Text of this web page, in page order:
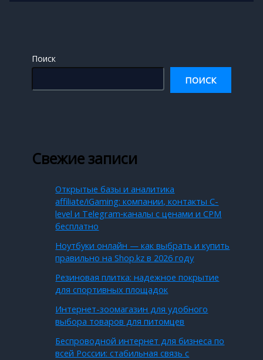
Поиск
ПОИСК
Свежие записи
Открытые базы и аналитика
affiliate/iGaming: компании, контакты C-
level и Telegram‑каналы с ценами и CPM
бесплатно
Ноутбуки онлайн — как выбрать и купить
правильно на Shop.kz в 2026 году
Резиновая плитка: надежное покрытие
для спортивных площадок
Интернет-зоомагазин для удобного
выбора товаров для питомцев
Беспроводной интернет для бизнеса по
всей России: стабильная связь с